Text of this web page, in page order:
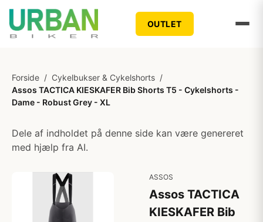
OUTLET
Forside / Cykelbukser & Cykelshorts /
Assos TACTICA KIESKAFER Bib Shorts T5 - Cykelshorts -
Dame - Robust Grey - XL
Dele af indholdet på denne side kan være genereret
med hjælp fra AI.
ASSOS
Assos TACTICA
KIESKAFER Bib